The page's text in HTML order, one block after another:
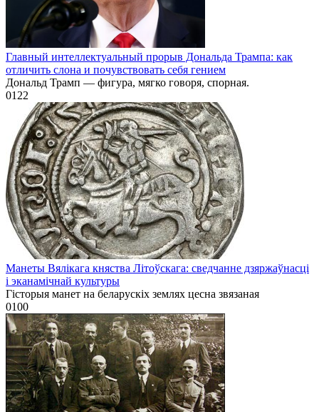
Главный интеллектуальный прорыв Дональда Трампа: как
отличить слона и почувствовать себя гением
Дональд Трамп — фигура, мягко говоря, спорная.
0122
Манеты Вялікага княства Літоўскага: сведчанне дзяржаўнасці
і эканамічнай культуры
Гісторыя манет на беларускіх землях цесна звязаная
0100